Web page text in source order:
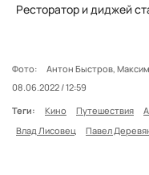
Ресторатор и диджей
Фото: Антон Быстров,
08.06.2022 / 12:59
Теги:
Кино Путешествия
Влад Лисовец
Павел